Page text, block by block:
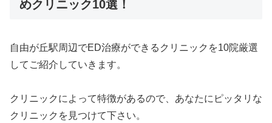
めクリニック10選！
自由が丘駅周辺でED治療ができるクリニックを10院厳選
してご紹介していきます。
クリニックによって特徴があるので、あなたにピッタリな
クリニックを見つけて下さい。